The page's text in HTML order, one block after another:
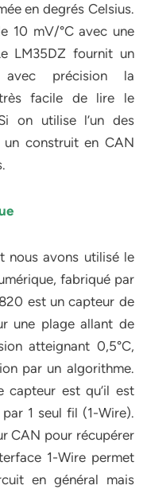
en degrés Celsius.
10 mV/°C avec une
LM35DZ fournit un
précision la
facile de lire le
on utilise l’un des
un construit en CAN
nous avons utilisé le
fabriqué par
est un capteur de
une plage allant de
atteignant 0,5°C,
par un algorithme.
capteur est qu’il est
1 seul fil (1-Wire).
CAN pour récupérer
1-Wire permet
en général mais